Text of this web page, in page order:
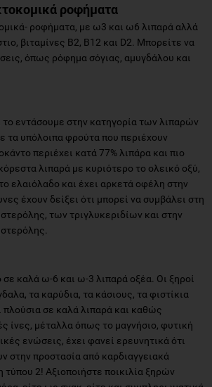
ροφήματα
ροφήματα, με ω3 και ω6 λιπαρά αλλά
βιταμίνες Β2, Β12 και D2. Mπορείτε να
όπως ρόφημα σόγιας, αμυγδάλου και
το εντάσουμε στην κατηγορία των λιπαρών
τα υπόλοιπα φρούτα που περιέχουν
περιέχει κατά 77% λιπάρα και πιο
λιπαρά με κυριότερο το ολεικό οξύ,
ελαιόλαδο και έχει αρκετά οφέλη στην
έχουν δείξει ότι μπορεί να συμβάλει στη
των τριγλυκεριδίων και στην
σε καλά ω-6 και ω-3 λιπαρά οξέα. Οι ξηροί
τα καρύδια, τα κάσιους, τα φιστίκια
πλούσια σε καλά λιπαρά και καθώς
ίνες, μέταλλα όπως το μαγνήσιο, φυτική
ενώσεις, έχει φανεί ερευνητικά ότι
στην προστασία από καρδιαγγειακά
τύπου 2! Αξιοποιήστε ποικιλία ξηρών